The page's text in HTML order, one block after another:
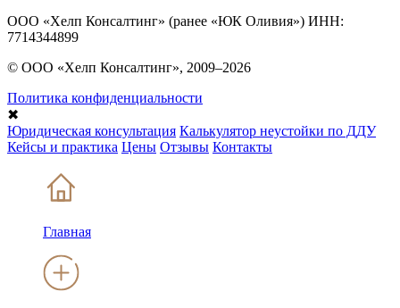
ООО «Хелп Консалтинг» (ранее «ЮК Оливия») ИНН:
7714344899
© ООО «Хелп Консалтинг», 2009–2026
Политика конфиденциальности
✖
Юридическая консультация Калькулятор неустойки по ДДУ
Кейсы и практика Цены Отзывы Контакты
Главная